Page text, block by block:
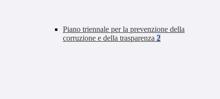
Piano triennale per la prevenzione della
corruzione e della trasparenza 2